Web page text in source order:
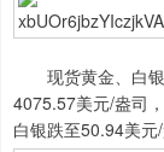
现货黄金、白银
4075.57美元/盎司
白银跌至50.94美元